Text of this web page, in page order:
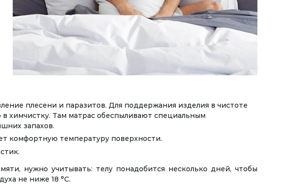
плесени и паразитов. Для поддержания изделия в чистоте
в химчистку. Там матрас обеспыливают специальным
запахов.
комфортную температуру поверхности.
нужно учитывать: телу понадобится несколько дней, чтобы
не ниже 18 °C.